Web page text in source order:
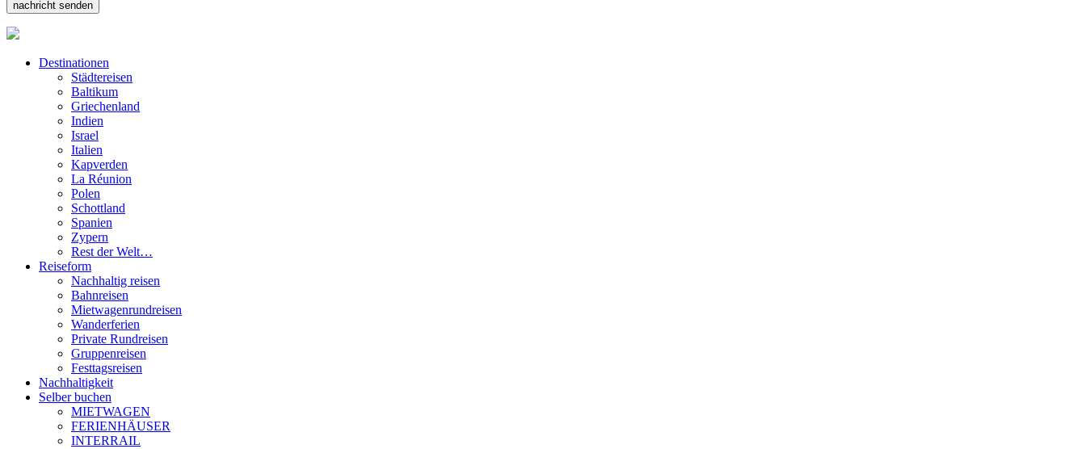
Destinationen
Städtereisen
Baltikum
Griechenland
Indien
Israel
Italien
Kapverden
La Réunion
Polen
Schottland
Spanien
Zypern
Rest der Welt…
Reiseform
Nachhaltig reisen
Bahnreisen
Mietwagenrundreisen
Wanderferien
Private Rundreisen
Gruppenreisen
Festtagsreisen
Nachhaltigkeit
Selber buchen
MIETWAGEN
FERIENHÄUSER
INTERRAIL